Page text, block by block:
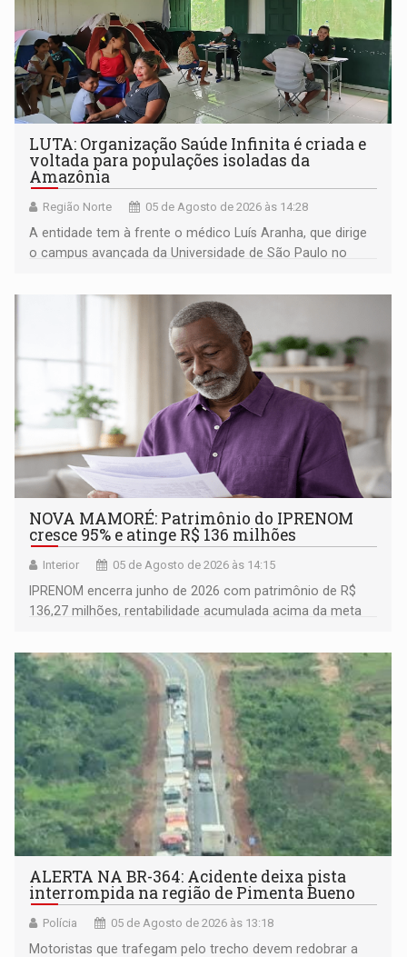
LUTA: Organização Saúde Infinita é criada e
voltada para populações isoladas da
Amazônia
Região Norte 05 de Agosto de 2026 às 14:28
A entidade tem à frente o médico Luís Aranha, que dirige
o campus avançada da Universidade de São Paulo no
NOVA MAMORÉ: Patrimônio do IPRENOM
cresce 95% e atinge R$ 136 milhões
Interior 05 de Agosto de 2026 às 14:15
IPRENOM encerra junho de 2026 com patrimônio de R$
136,27 milhões, rentabilidade acumulada acima da meta
ALERTA NA BR-364: Acidente deixa pista
interrompida na região de Pimenta Bueno
Polícia 05 de Agosto de 2026 às 13:18
​Motoristas que trafegam pelo trecho devem redobrar a